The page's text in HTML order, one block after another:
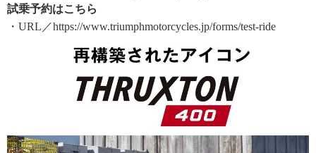
試乗予約はこちら
・URL／https://www.triumphmotorcycles.jp/forms/test-ride